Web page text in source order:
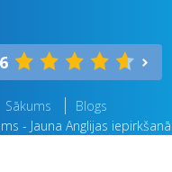
Sākums
Blogs
- Jauna Anglijas